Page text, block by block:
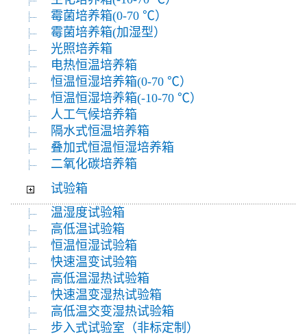
霉菌培养箱(0-70 ℃）
霉菌培养箱(加湿型）
光照培养箱
电热恒温培养箱
恒温恒湿培养箱(0-70 ℃）
恒温恒湿培养箱(-10-70 ℃）
人工气候培养箱
隔水式恒温培养箱
叠加式恒温恒湿培养箱
二氧化碳培养箱
试验箱
温湿度试验箱
高低温试验箱
恒温恒湿试验箱
快速温变试验箱
高低温湿热试验箱
快速温变湿热试验箱
高低温交变湿热试验箱
步入式试验室（非标定制）